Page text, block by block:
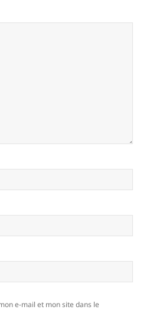
e-mail et mon site dans le